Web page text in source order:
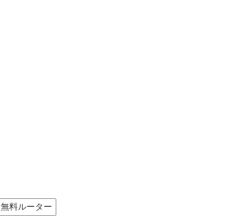
無料ルーター